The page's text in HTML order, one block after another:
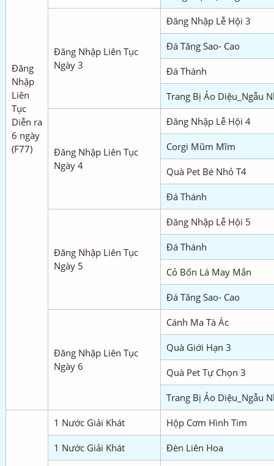
Đăng
Nhập
Liên
Tục
Diễn ra
6 ngày
(F77)
Đăng Nhập Liên Tục
Ngày 3
Đăng Nhập Lễ Hội 3
Đá Tăng Sao- Cao
Đá Thánh
Trang Bị Ảo Diệu_Ngẫu
Đăng Nhập Liên Tục
Ngày 4
Đăng Nhập Lễ Hội 4
Corgi Mũm Mĩm
Quà Pet Bé Nhỏ T4
Đá Thánh
Đăng Nhập Liên Tục
Ngày 5
Đăng Nhập Lễ Hội 5
Đá Thánh
Cỏ Bốn Lá May Mắn
Đá Tăng Sao- Cao
Đăng Nhập Liên Tục
Ngày 6
Cánh Ma Tà Ác
Quà Giới Hạn 3
Quà Pet Tự Chọn 3
Trang Bị Ảo Diệu_Ngẫu
1 Nước Giải Khát Hộp Cơm Hình Tim
1 Nước Giải Khát Đèn Liên Hoa